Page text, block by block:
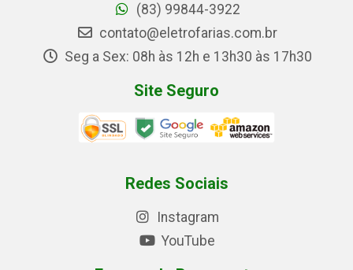
(83) 99844-3922
contato@eletrofarias.com.br
Seg a Sex: 08h às 12h e 13h30 às 17h30
Site Seguro
Redes Sociais
Instagram
YouTube